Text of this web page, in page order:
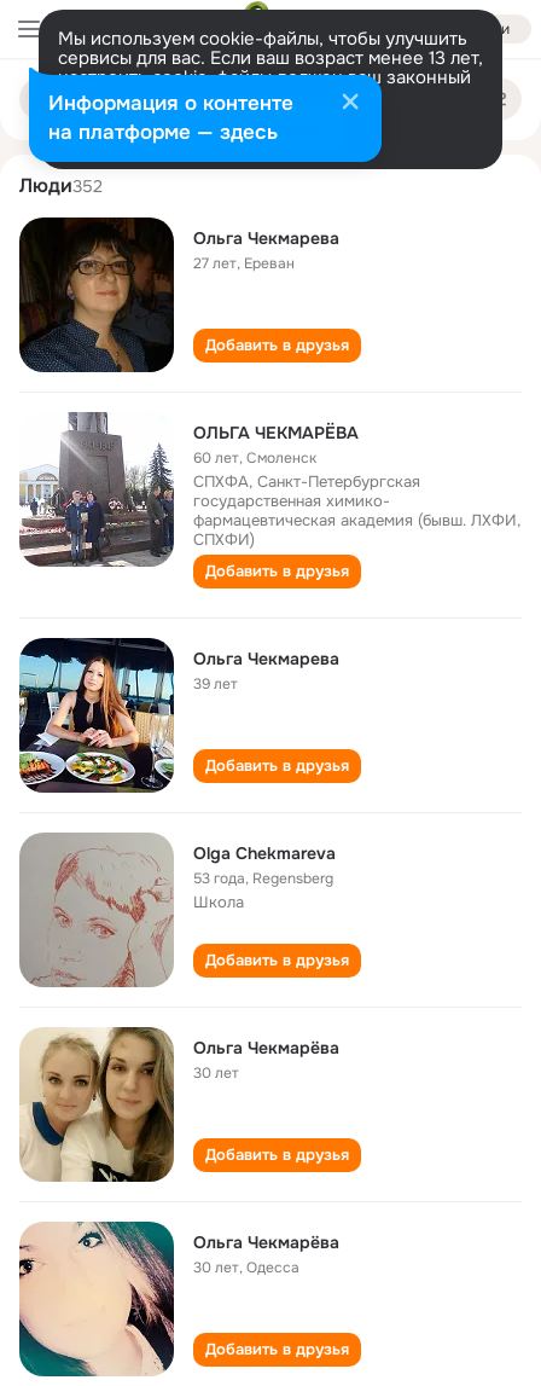
Войти
Мы используем cookie-файлы, чтобы улучшить
сервисы для вас. Если ваш возраст менее 13 лет,
настроить cookie-файлы должен ваш законный
представитель. Больше информации
Разрешить все Настроить
Поиск
людям
olga chekmaryova
Люди352
Ольга Чекмарева
27 лет, Ереван
Добавить в друзья
ОЛЬГА ЧЕКМАРЁВА
60 лет,Смоленск
СПХФА, Санкт-Петербургская
государственная химико-
фармацевтическая академия (бывш. ЛХФИ,
СПХФИ)
Добавить в друзья
Ольга Чекмарева
39 лет
Добавить в друзья
Olga Chekmareva
53 года, Regensberg
Школа
Добавить в друзья
Ольга Чекмарёва
30 лет
Добавить в друзья
Ольга Чекмарёва
30 лет,Одесса
Добавить в друзья
Информация о контенте
на платформе — здесь